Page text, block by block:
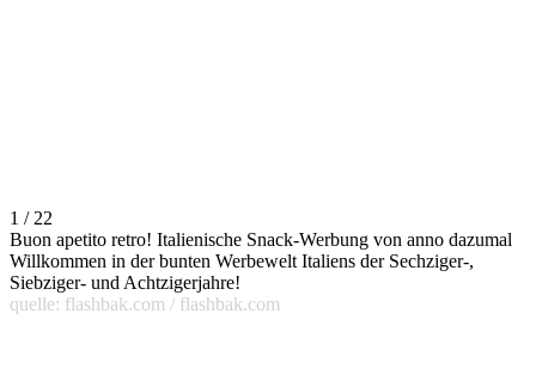
1 / 22
Buon apetito retro! Italienische Snack-Werbung von anno dazumal
Willkommen in der bunten Werbewelt Italiens der Sechziger-,
Siebziger- und Achtzigerjahre!
quelle: flashbak.com / flashbak.com